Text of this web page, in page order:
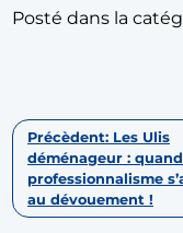
Posté dans la
Navigation
de
l’article
Précèdent: Les Ulis
déménageur :
professionnalisme
au dévouement !